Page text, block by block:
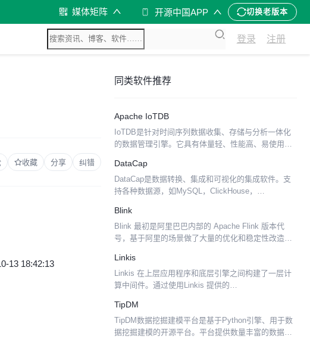
媒体矩阵 开源中国APP 切换老版本
登录 注册
收藏 分享 纠错
13 18:42:13
同类软件推荐
Apache IoTDB
IoTDB是针对时间序列数据收集、存储与分析一体化
的数据管理引擎。它具有体量轻、性能高、易使用的
联网应用中海量时间序列数据高速写入和复杂分析查
询...
DataCap
DataCap是数据转换、集成和可视化的集成软件。支
持各种数据源，如MySQL，ClickHouse，
https://datacap.de...
Blink
Blink 最初是阿里巴巴内部的 Apache Flink 版本代
号，基于阿里的场景做了大量的优化和稳定性改造工
码捐赠给Flink社区，并将其开源从...
Linkis
Linkis 在上层应用程序和底层引擎之间构建了一层计
算中间件。通过使用Linkis 提供的
方便地连接访问MySQL/Spark/Hiv...
TipDM
TipDM数据挖掘建模平台是基于Python引擎、用于数
据挖掘建模的开源平台。平台提供数量丰富的数据分